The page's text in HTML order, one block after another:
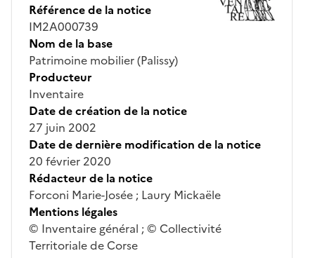
Référence de la notice
IM2A000739
Nom de la base
Patrimoine mobilier (Palissy)
Producteur
Inventaire
Date de création de la notice
27 juin 2002
Date de dernière modification de la notice
20 février 2020
Rédacteur de la notice
Forconi Marie-Josée ; Laury Mickaële
Mentions légales
© Inventaire général ; © Collectivité
Territoriale de Corse